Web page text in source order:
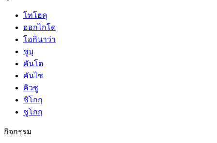
โทโฮคุ
ฮอกไกโด
โอกินาว่า
ชูบุ
คันโต
คันไซ
คิวชู
ชิโกกุ
ชูโกกุ
กิจกรรม